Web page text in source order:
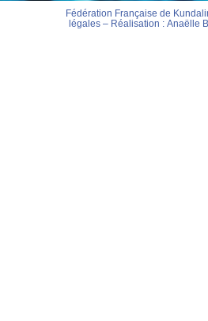
Fédération Française de
légales– Réalisation : Anaëlle